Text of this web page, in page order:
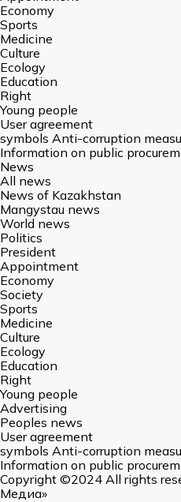
Economy
Sports
Medicine
Culture
Ecology
Education
Right
Young people
User agreement
symbols Anti-corruption
Information on public
News
All news
News of Kazakhstan
Mangystau news
World news
Politics
President
Appointment
Economy
Society
Sports
Medicine
Culture
Ecology
Education
Right
Young people
Advertising
Peoples news
User agreement
symbols Anti-corruption
Information on public
Copyright ©2024 All rights
Медиа»